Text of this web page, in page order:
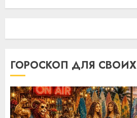
ГОРОСКОП ДЛЯ СВОИХ